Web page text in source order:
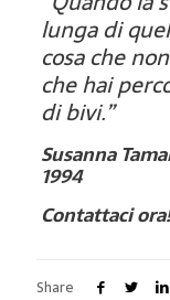
lunga di
cosa che
che hai
di bivi.”
Susanna
1994
Contattaci
Share